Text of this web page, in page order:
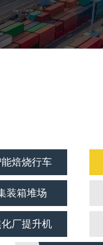
焙烧行车
装箱堆场
厂提升机